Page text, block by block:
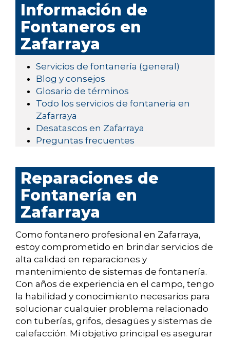
Información de
Fontaneros en
Zafarraya
Servicios de fontanería (general)
Blog y consejos
Glosario de términos
Todo los servicios de fontaneria en
Zafarraya
Desatascos en Zafarraya
Preguntas frecuentes
Reparaciones de
Fontanería en
Zafarraya
Como fontanero profesional en Zafarraya,
estoy comprometido en brindar servicios de
alta calidad en reparaciones y
mantenimiento de sistemas de fontanería.
Con años de experiencia en el campo, tengo
la habilidad y conocimiento necesarios para
solucionar cualquier problema relacionado
con tuberías, grifos, desagües y sistemas de
calefacción. Mi objetivo principal es asegurar